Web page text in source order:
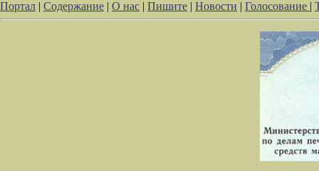
Портал | Содержание | О нас | Пишите | Новости | Голосование |